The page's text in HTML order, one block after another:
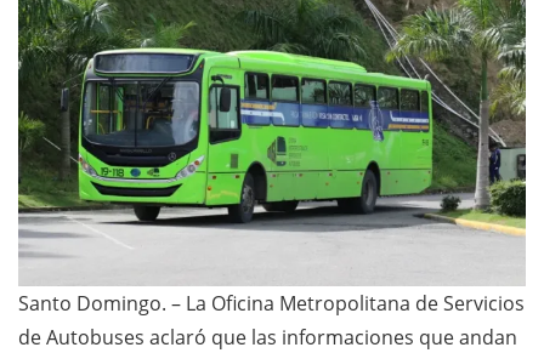
Santo Domingo. – La Oficina Metropolitana de Servicios
de Autobuses aclaró que las informaciones que andan